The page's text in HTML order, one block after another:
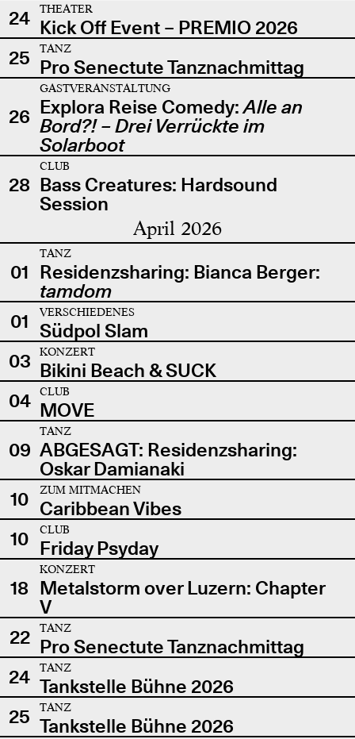
24
THEATER
Kick Off Event – PREMIO 2026
25
TANZ
Pro Senectute Tanznachmittag
26
GASTVERANSTALTUNG
Explora Reise Comedy:Alle an
Bord?! – Drei Verrückte im
Solarboot
28
CLUB
Bass Creatures: Hardsound
Session
April 2026
01
TANZ
Residenzsharing: Bianca Berger:
tamdom
01
VERSCHIEDENES
Südpol Slam
03
KONZERT
Bikini Beach & SUCK
04
CLUB
MOVE
09
TANZ
ABGESAGT: Residenzsharing:
Oskar Damianaki
10
ZUM MITMACHEN
Caribbean Vibes
10
CLUB
Friday Psyday
18
KONZERT
Metalstorm over Luzern: Chapter
V
22
TANZ
Pro Senectute Tanznachmittag
24
TANZ
Tankstelle Bühne 2026
25
TANZ
Tankstelle Bühne 2026